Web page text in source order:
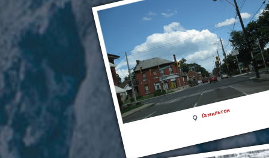
Ниагарский водопад
Экскурсия на
Гамильтон